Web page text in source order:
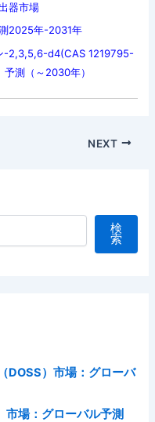
器市場
2025年-2031年
-2,3,5,6-d4(CAS 1219795-
測（～2030年）
NEXT
検
索
DOSS）市場：グローバ
市場：グローバル予測